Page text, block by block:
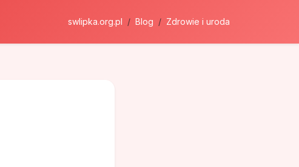
swlipka.org.pl Blog Zdrowie i uroda